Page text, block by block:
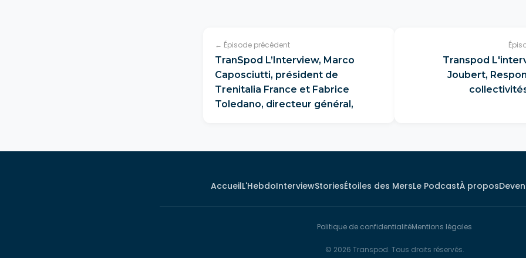
← Épisode précédent
TranSpod L’Interview, Marco
Caposciutti, président de
Trenitalia France et Fabrice
Toledano, directeur général,
Transpod
Joubert,
AccueilL'HebdoInterviewStoriesÉtoiles des MersLe PodcastÀ propos
Politique de confidentialitéMentions légales
© 2026 Transpod. Tous droits réservés.